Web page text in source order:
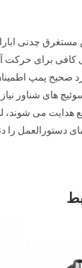
برای حرکت
صحیح پمپ
های شناور
هدایت می شوند،
دستورالعمل را